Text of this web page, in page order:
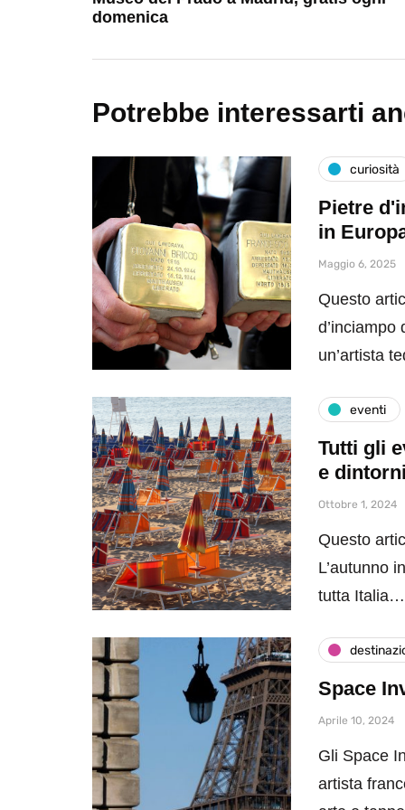
domenica
Potrebbe interessarti
curiosità
Pietre
in
Maggio 6, 2025
Questo
d’inciampo
un’artista
eventi
Tutti gli
e dintorni
Ottobre 1, 2024
Questo
L’autunno
tutta Italia…
Space
Aprile 10, 2024
Gli Space
artista